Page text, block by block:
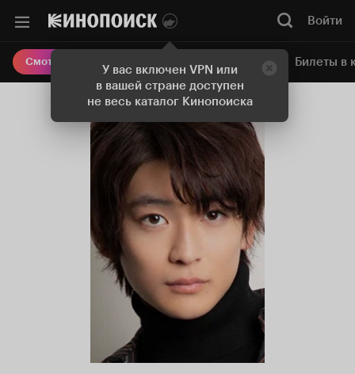
У вас включен VPN или
в вашей стране доступен
не весь каталог Кинопоиска
Войти
Смотреть кино Онлайн-кинотеатр Билеты в